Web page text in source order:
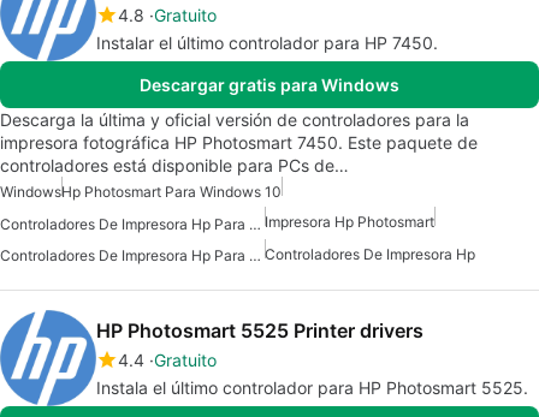
4.8 Gratuito
Instalar el último controlador para HP 7450.
Descargar gratis para Windows
Descarga la última y oficial versión de controladores para la
impresora fotográfica HP Photosmart 7450. Este paquete de
controladores está disponible para PCs de…
WindowsHp Photosmart Para Windows 10
Controladores De Impresora Hp Para Windows Impresora Hp Photosmart
Controladores De Impresora Hp Para Windows 10 Controladores De Impresora Hp
HP Photosmart 5525 Printer drivers
4.4 Gratuito
Instala el último controlador para HP Photosmart 5525.